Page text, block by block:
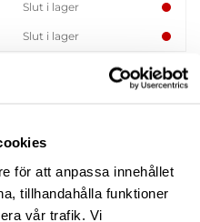
för att anpassa innehållet
tillhandahålla funktioner
vår trafik. Vi
Slut i lager
Slut i lager